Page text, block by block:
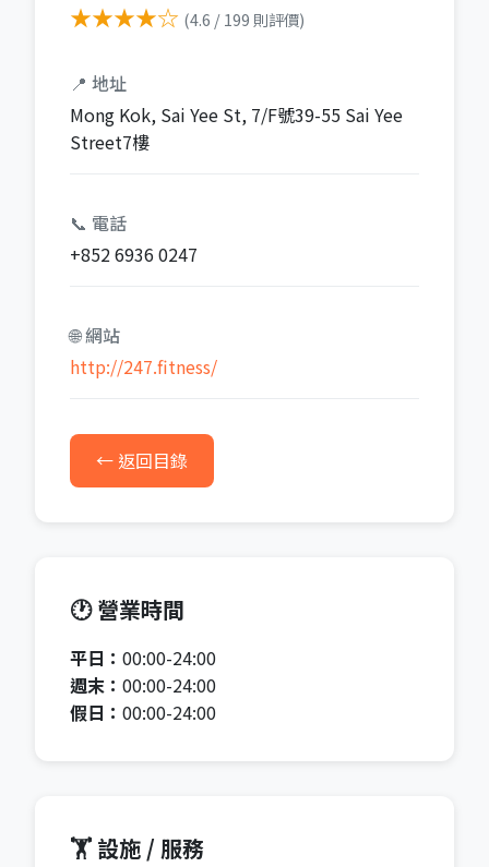
★★★★☆ (4.6 / 199 則評價)
📍 地址
Mong Kok, Sai Yee St, 7/F號39-55 Sai Yee
Street7樓
📞 電話
+852 6936 0247
🌐 網站
http://247.fitness/
← 返回目錄
🕐 營業時間
平日： 00:00-24:00
週末： 00:00-24:00
假日： 00:00-24:00
🏋️ 設施 / 服務